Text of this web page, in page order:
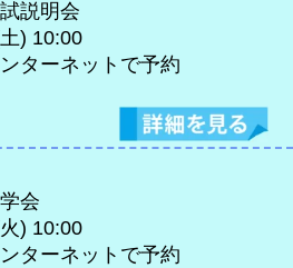
説明会
) 10:00
ターネットで予約
会
) 10:00
ターネットで予約